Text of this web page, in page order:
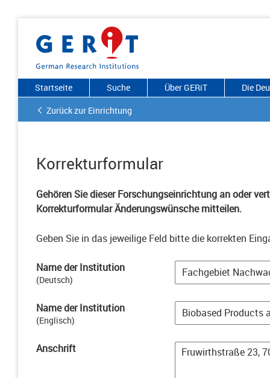
Startseite Suche Über GERiT
Die
Zurück zur Einrichtung
Korrekturformular
Gehören Sie dieser Forschungseinrichtung an oder
Korrekturformular Änderungswünsche mitteilen.
Geben Sie in das jeweilige Feld bitte die korrekten
Name der Institution
(Deutsch)
Name der Institution
(Englisch)
Anschrift